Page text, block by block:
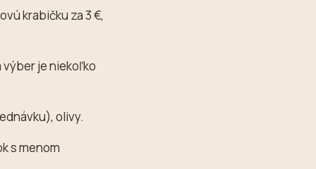
krabičku za 3 €,
výber je niekoľko
olivy.
s menom